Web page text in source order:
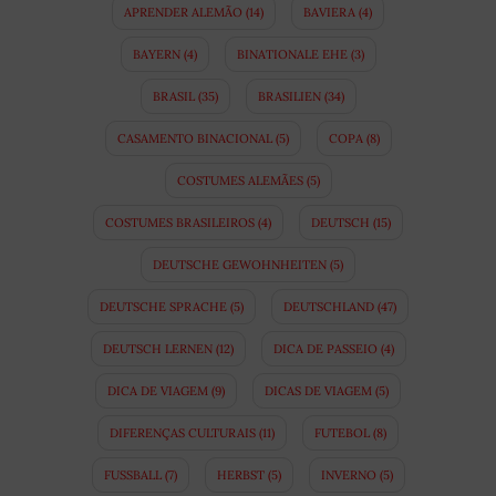
APRENDER ALEMÃO (14) BAVIERA (4)
BAYERN(4) BINATIONALE EHE(3)
BRASIL(35) BRASILIEN(34)
CASAMENTO BINACIONAL(5) COPA(8)
COSTUMES ALEMÃES(5)
COSTUMES BRASILEIROS (4) DEUTSCH (15)
DEUTSCHE GEWOHNHEITEN (5)
DEUTSCHE SPRACHE (5) DEUTSCHLAND (47)
DEUTSCH LERNEN(12) DICA DE PASSEIO (4)
DICA DE VIAGEM (9) DICAS DE VIAGEM (5)
DIFERENÇAS CULTURAIS (11) FUTEBOL (8)
FUSSBALL (7) HERBST(5) INVERNO (5)